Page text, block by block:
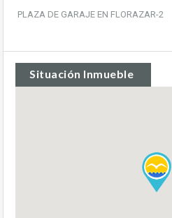
PLAZA DE GARAJE EN FLORAZAR-2
Situación Inmueble